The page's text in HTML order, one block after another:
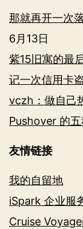
那就再开一次
6月13日
紫15旧寓的最
记一次信用卡
vczh：做自己
Pushover 的
友情链接
我的自留地
iSpark 企业服
Cruise